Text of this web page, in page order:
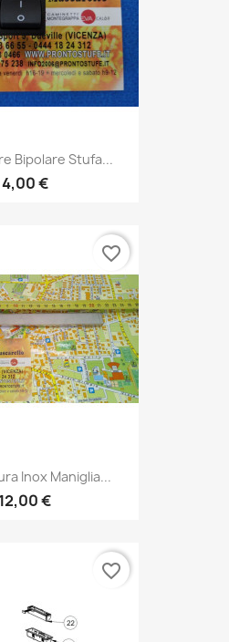
Bipolare Stufa...
4,00 €
Inox Maniglia...
12,00 €
favorite_border
favorite_border